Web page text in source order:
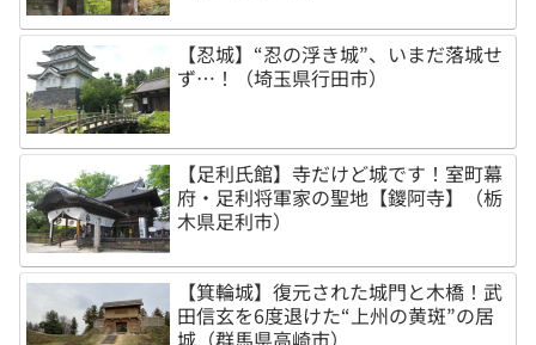
【忍城】“忍の浮き城”、いまだ落城せ
ず…！（埼玉県行田市）
【足利氏館】寺だけど城です！室町幕
府・足利将軍家の聖地【鑁阿寺】（栃
木県足利市）
【箕輪城】復元された城門と木橋！武
田信玄を6度退けた“上州の黄斑”の居